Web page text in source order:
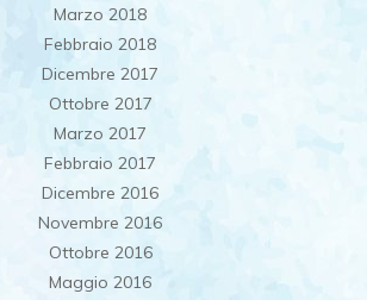
Marzo 2018
Febbraio 2018
Dicembre 2017
Ottobre 2017
Marzo 2017
Febbraio 2017
Dicembre 2016
Novembre 2016
Ottobre 2016
Maggio 2016